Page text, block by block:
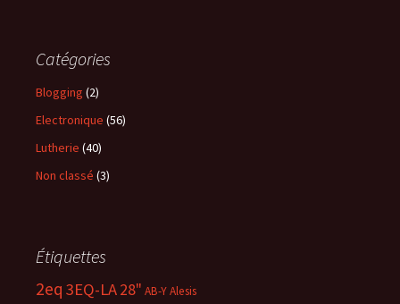
Catégories
Blogging (2)
Electronique (56)
Lutherie (40)
Non classé (3)
Étiquettes
2eq 3EQ-LA28" AB-YAlesis